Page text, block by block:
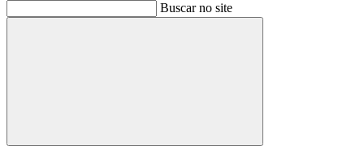
Buscar no site
Buscar